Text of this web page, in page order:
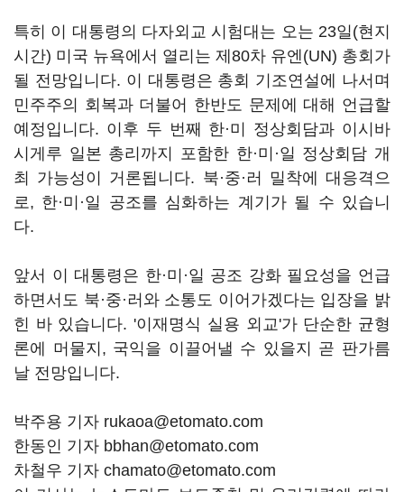
특히 이 대통령의 다자외교 시험대는 오는 23일(현지
시간) 미국 뉴욕에서 열리는 제80차 유엔(UN) 총회가
될 전망입니다. 이 대통령은 총회 기조연설에 나서며
민주주의 회복과 더불어 한반도 문제에 대해 언급할
예정입니다. 이후 두 번째 한·미 정상회담과 이시바
시게루 일본 총리까지 포함한 한·미·일 정상회담 개
최 가능성이 거론됩니다. 북·중·러 밀착에 대응격으
로, 한·미·일 공조를 심화하는 계기가 될 수 있습니
다.
앞서 이 대통령은 한·미·일 공조 강화 필요성을 언급
하면서도 북·중·러와 소통도 이어가겠다는 입장을 밝
힌 바 있습니다. '이재명식 실용 외교'가 단순한 균형
론에 머물지, 국익을 이끌어낼 수 있을지 곧 판가름
날 전망입니다.
박주용 기자 rukaoa@etomato.com
한동인 기자 bbhan@etomato.com
차철우 기자 chamato@etomato.com